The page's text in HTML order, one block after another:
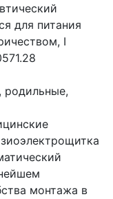
для питания
I
родильные,
монтажа в